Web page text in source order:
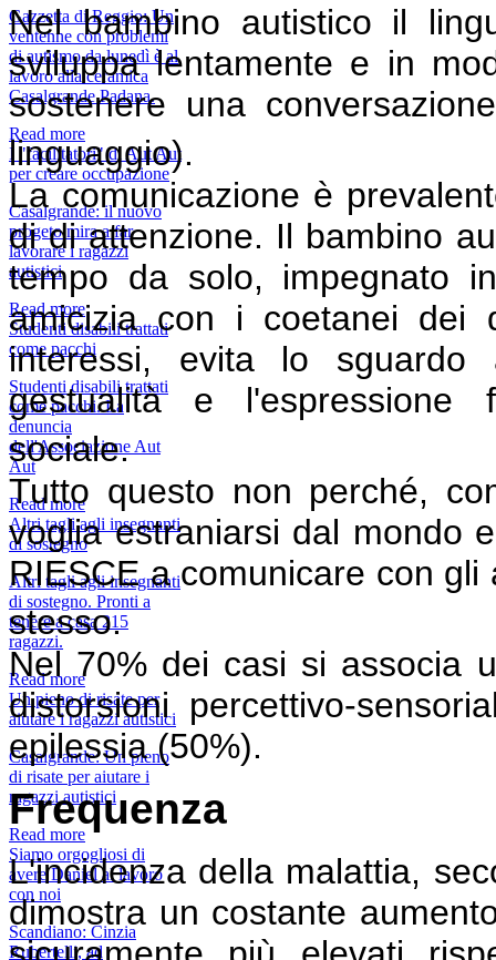
Gazzetta di Reggio: Un
ventenne con problemi
di autismo da lunedì è al
lavoro alla ceramica
Casalgrande Padana.
Read more
I "facilitatori" di Aut Aut
per creare occupazione
Casalgrande: il nuovo
progeto mira a far
lavorare i ragazzi
autistici
Read more
Studenti disabili trattati
come pacchi
Studenti disabili trattati
come pacchi. La
denuncia
dell'Associazione Aut
Aut
Read more
Altri tagli agli insegnanti
di sostegno
Altri tagli agli insegnanti
di sostegno. Pronti a
tenere a casa 215
ragazzi.
Read more
Un pieno di risate per
aiutare i ragazzi autistici
Casalgrande: Un pieno
di risate per aiutare i
ragazzi autistici
Read more
Siamo orgogliosi di
avere Daniel al lavoro
con noi
Scandiano: Cinzia
Rubertelli, ad
Nel bambino autistico il
sviluppa lentamente e in
sostenere una
linguaggio).
La comunicazione è
di di attenzione. Il bambino
tempo da solo, impegnato
amicizia con i coetanei dei
interessi, evita lo
gestualità e l'espressione
sociale.
Tutto questo non perché,
voglia estraniarsi dal mondo
RIESCE a comunicare con
stesso.
Nel 70% dei casi si associa
distorsioni percettivo-
epilessia (50%).
Frequenza
L'incidenza della malattia,
dimostra un costante